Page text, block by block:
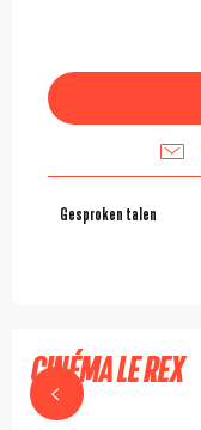
Gesproken talen
Gesproken talen
CINÉMA LE REX
MONTBRISON